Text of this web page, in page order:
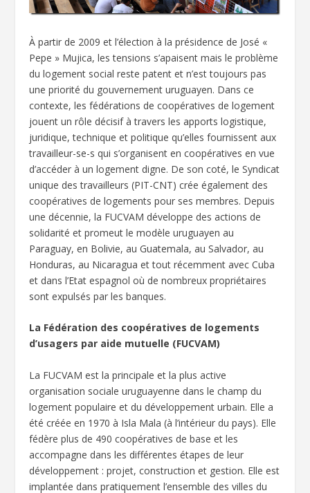
À partir de 2009 et l’élection à la présidence de José «
Pepe » Mujica, les tensions s’apaisent mais le problème
du logement social reste patent et n’est toujours pas
une priorité du gouvernement uruguayen. Dans ce
contexte, les fédérations de coopératives de logement
jouent un rôle décisif à travers les apports logistique,
juridique, technique et politique qu’elles fournissent aux
travailleur-se-s qui s’organisent en coopératives en vue
d’accéder à un logement digne. De son coté, le Syndicat
unique des travailleurs (PIT-CNT) crée également des
coopératives de logements pour ses membres. Depuis
une décennie, la FUCVAM développe des actions de
solidarité et promeut le modèle uruguayen au
Paraguay, en Bolivie, au Guatemala, au Salvador, au
Honduras, au Nicaragua et tout récemment avec Cuba
et dans l’Etat espagnol où de nombreux propriétaires
sont expulsés par les banques.
La Fédération des coopératives de logements
d’usagers par aide mutuelle (FUCVAM)
La FUCVAM est la principale et la plus active
organisation sociale uruguayenne dans le champ du
logement populaire et du développement urbain. Elle a
été créée en 1970 à Isla Mala (à l’intérieur du pays). Elle
fédère plus de 490 coopératives de base et les
accompagne dans les différentes étapes de leur
développement : projet, construction et gestion. Elle est
implantée dans pratiquement l’ensemble des villes du